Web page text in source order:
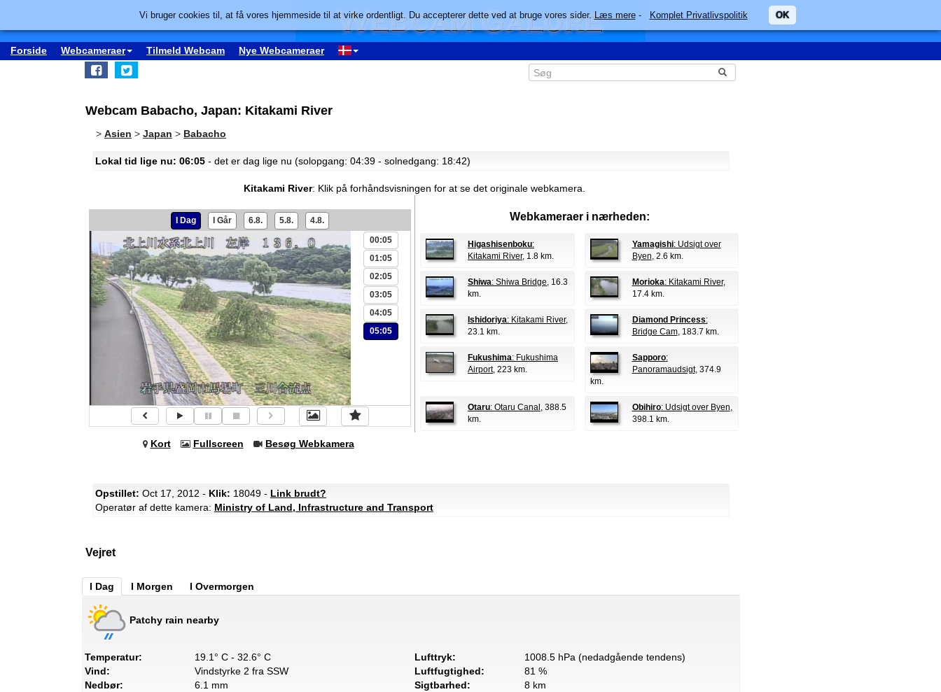
Forside Webcameraer Tilmeld Webcam Nye Webcameraer
Webcam Babacho, Japan: Kitakami River
> Asien > Japan > Babacho
Lokal tid lige nu: 06:05 - det er dag lige nu (solopgang: 04:39 - solnedgang: 18:42)
Kitakami River: Klik på forhåndsvisningen for at se det originale webkamera.
I Dag I Går 6.8. 5.8. 4.8.
00:05
01:05
02:05
03:05
04:05
05:05
Kort Fullscreen Besøg Webkamera
Webkameraer i nærheden:
Higashisenboku:
Kitakami River, 1.8 km.
Yamagishi: Udsigt over
Byen, 2.6 km.
Shiwa: Shiwa Bridge, 16.3
km.
Morioka: Kitakami River,
17.4 km.
Ishidoriya: Kitakami River,
23.1 km.
Diamond Princess:
Bridge Cam, 183.7 km.
Fukushima: Fukushima
Airport, 223 km.
Sapporo:
Panoramaudsigt, 374.9
km.
Otaru: Otaru Canal , 388.5
km.
Obihiro: Udsigt over Byen,
398.1 km.
Opstillet: Oct 17, 2012 - Klik: 18049 - Link brudt?
Operatør af dette kamera: Ministry of Land, Infrastructure and Transport
Vejret
I Dag I Morgen I Overmorgen
Patchy rain nearby
Temperatur:
19.1° C - 32.6° C
Vind:
Vindstyrke 2 fra SSW
Nedbør:
6.1 mm
Lufttryk:
1008.5 hPa (nedadgående tendens)
Luftfugtighed:
81 %
Sigtbarhed:
8 km
Vi bruger cookies til, at få vores hjemmeside til at virke ordentligt. Du accepterer dette ved at bruge vores sider.Læs mere- Komplet Privatlivspolitik OK